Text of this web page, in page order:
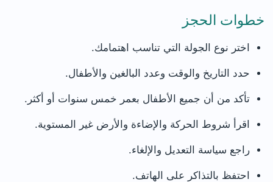
خطوات الحجز
اختر نوع الجولة التي تناسب اهتمامك.
حدد التاريخ والوقت وعدد البالغين والأطفال.
تأكد من أن جميع الأطفال بعمر خمس سنوات أو أكثر.
اقرأ شروط الحركة والإضاءة والأرض غير المستوية.
راجع سياسة التعديل والإلغاء.
احتفظ بالتذاكر على الهاتف.